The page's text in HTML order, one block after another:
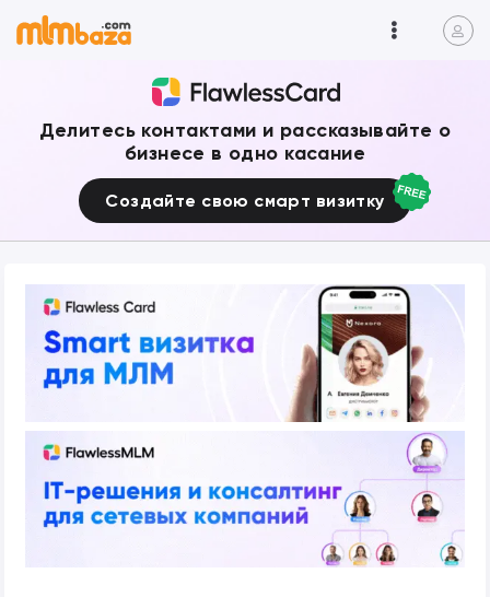
Делитесь контактами и рассказывайте о
бизнесе в одно касание
Создайте свою смарт визитку